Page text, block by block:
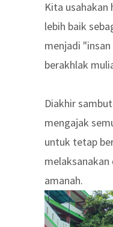
Kita usahakan
lebih baik
menjadi
berakhlak
Diakhir
mengajak
untuk tetap
melaksanakan
amanah.